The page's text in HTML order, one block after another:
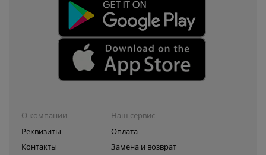
О компании
Реквизиты
Контакты
Наш сервис
Оплата
Замена и возврат